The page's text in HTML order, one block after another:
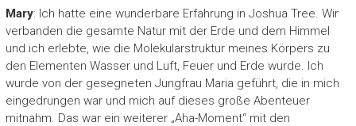
Mary: Ich hatte eine wunderbare Erfahrung in Joshua Tree. Wir
verbanden die gesamte Natur mit der Erde und dem Himmel
und ich erlebte, wie die Molekularstruktur meines Körpers zu
den Elementen Wasser und Luft, Feuer und Erde wurde. Ich
wurde von der gesegneten Jungfrau Maria geführt, die in mich
eingedrungen war und mich auf dieses große Abenteuer
mitnahm. Das war ein weiterer „Aha-Moment“ mit den